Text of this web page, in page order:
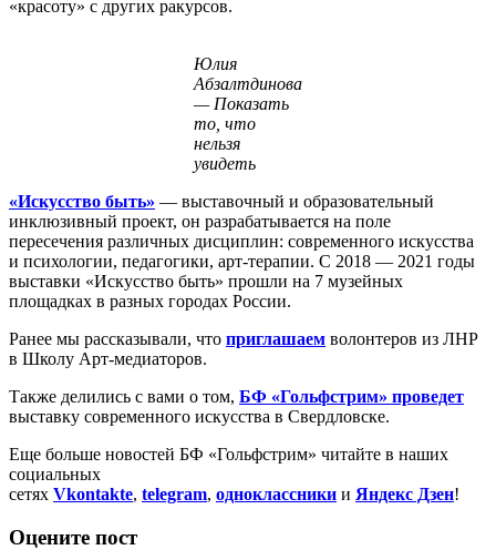
«красоту» с других ракурсов.
Юлия
Абзалтдинова
— Показать
то, что
нельзя
увидеть
«Искусство быть» — выставочный и образовательный
инклюзивный проект, он разрабатывается на поле
пересечения различных дисциплин: современного искусства
и психологии, педагогики, арт-терапии. С 2018 — 2021 годы
выставки «Искусство быть» прошли на 7 музейных
площадках в разных городах России.
Ранее мы рассказывали, что приглашаем волонтеров из ЛНР
в Школу Арт-медиаторов.
Также делились с вами о том, БФ «Гольфстрим» проведет
выставку современного искусства в Свердловске.
Еще больше новостей БФ «Гольфстрим» читайте в наших
социальных
сетях Vkontakte, telegram, одноклассники и Яндекс Дзен!
Оцените пост